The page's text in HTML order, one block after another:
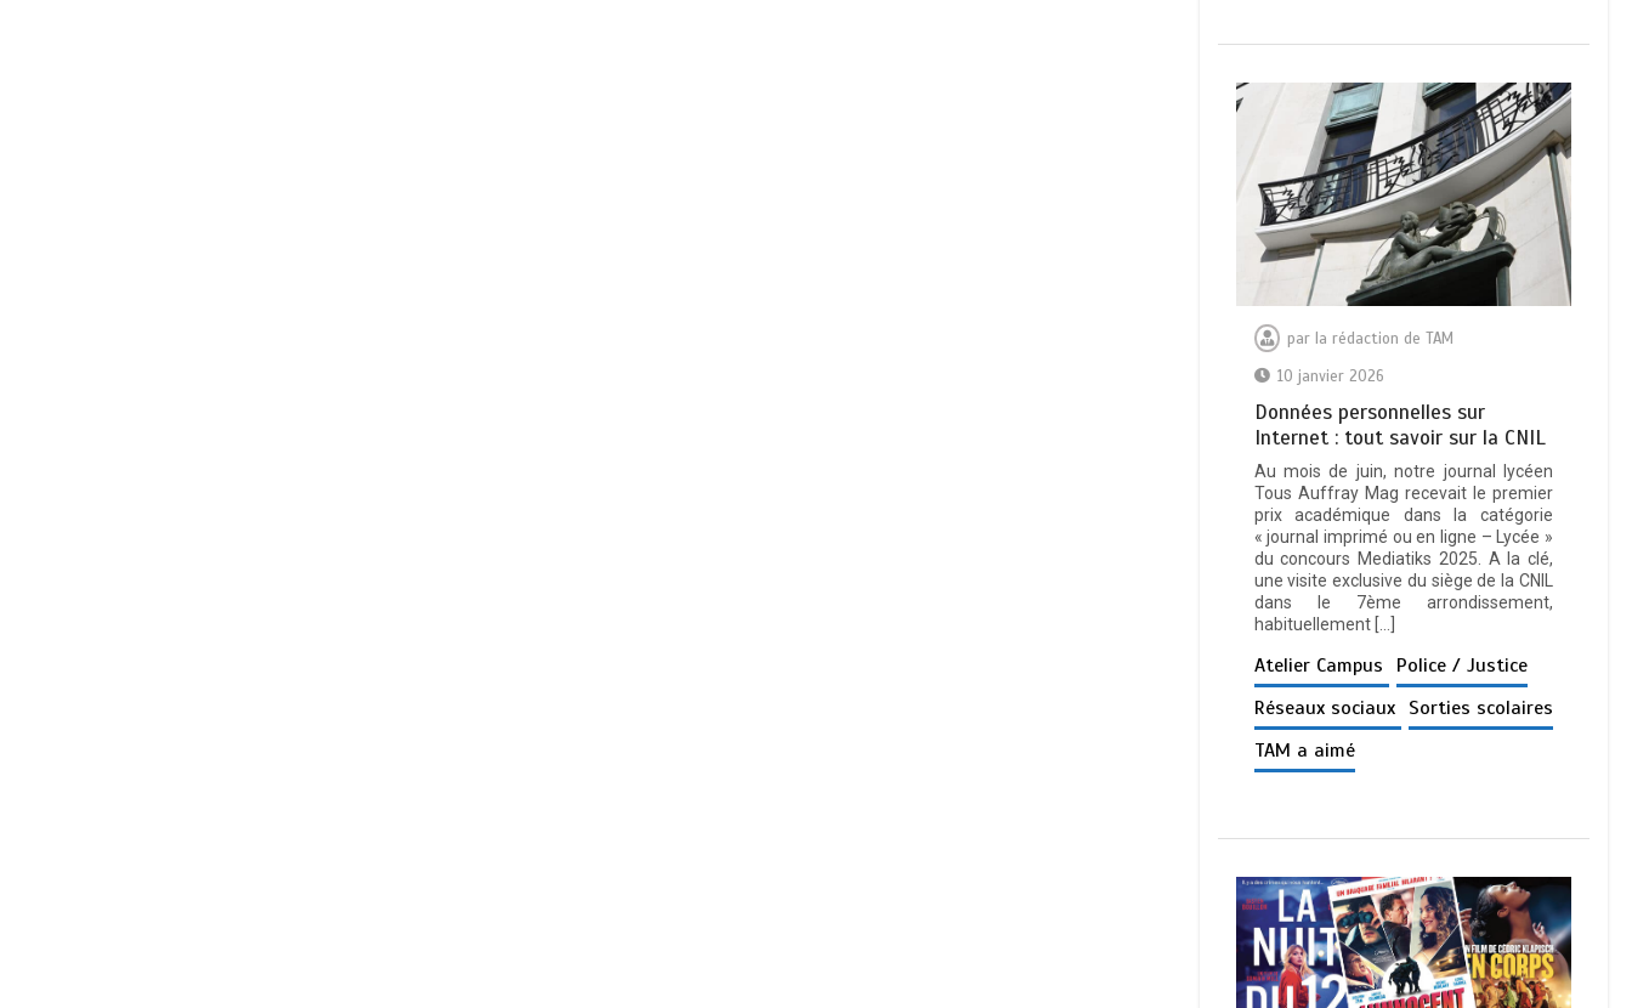
par la rédaction de TAM
10 janvier 2026
Données personnelles sur
Internet : tout savoir sur la CNIL
Au mois de juin, notre journal lycéen
Tous Auffray Mag recevait le premier
prix académique dans la catégorie
« journal imprimé ou en ligne – Lycée »
du concours Mediatiks 2025. A la clé,
une visite exclusive du siège de la CNIL
dans le 7ème arrondissement,
habituellement […]
Atelier Campus
Police / Justice
Réseaux sociaux Sorties scolaires
TAM a aimé